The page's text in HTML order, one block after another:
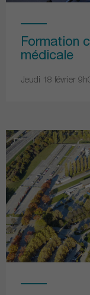
Formation
médicale
Jeudi 18 février